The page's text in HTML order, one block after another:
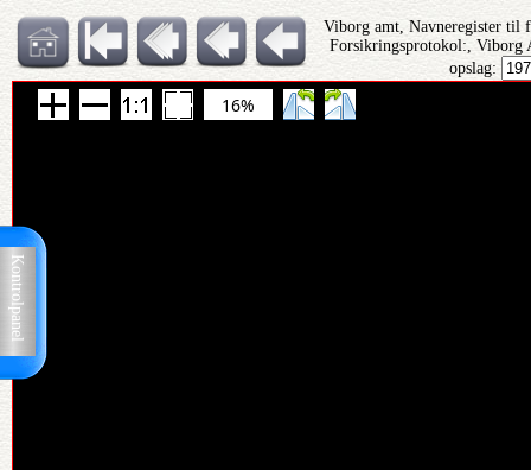
Kontrolpanel
Viborg amt, Navneregister til
Forsikringsprotokol:, Viborg
opslag:
16%